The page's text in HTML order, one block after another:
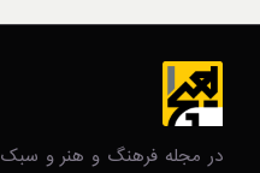
در مجله فرهنگ و هنر و